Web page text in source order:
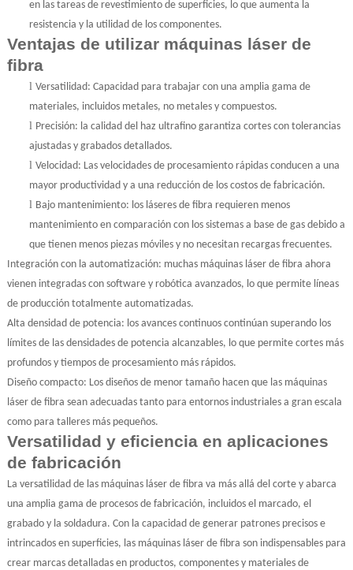
en las tareas de revestimiento de superficies, lo que aumenta la
resistencia y la utilidad de los componentes.
Ventajas de utilizar máquinas láser de
fibra
l Versatilidad: Capacidad para trabajar con una amplia gama de
materiales, incluidos metales, no metales y compuestos.
l Precisión: la calidad del haz ultrafino garantiza cortes con tolerancias
ajustadas y grabados detallados.
l Velocidad: Las velocidades de procesamiento rápidas conducen a una
mayor productividad y a una reducción de los costos de fabricación.
l Bajo mantenimiento: los láseres de fibra requieren menos
mantenimiento en comparación con los sistemas a base de gas debido a
que tienen menos piezas móviles y no necesitan recargas frecuentes.
Integración con la automatización: muchas máquinas láser de fibra ahora
vienen integradas con software y robótica avanzados, lo que permite líneas
de producción totalmente automatizadas.
Alta densidad de potencia: los avances continuos continúan superando los
límites de las densidades de potencia alcanzables, lo que permite cortes más
profundos y tiempos de procesamiento más rápidos.
Diseño compacto: Los diseños de menor tamaño hacen que las máquinas
láser de fibra sean adecuadas tanto para entornos industriales a gran escala
como para talleres más pequeños.
Versatilidad y eficiencia en aplicaciones
de fabricación
La versatilidad de las máquinas láser de fibra va más allá del corte y abarca
una amplia gama de procesos de fabricación, incluidos el marcado, el
grabado y la soldadura. Con la capacidad de generar patrones precisos e
intrincados en superficies, las máquinas láser de fibra son indispensables para
crear marcas detalladas en productos, componentes y materiales de